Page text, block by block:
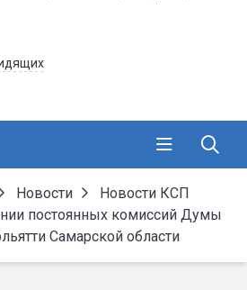
Новости
Новости КСП
постоянных комиссий Думы
Самарской области